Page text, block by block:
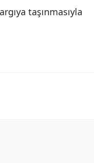
taşınmasıyla